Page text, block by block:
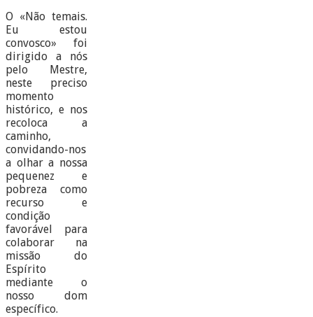
O «Não temais.
Eu estou
convosco» foi
dirigido a nós
pelo Mestre,
neste preciso
momento
histórico, e nos
recoloca a
caminho,
convidando-nos
a olhar a nossa
pequenez e
pobreza como
recurso e
condição
favorável para
colaborar na
missão do
Espírito
mediante o
nosso dom
específico.